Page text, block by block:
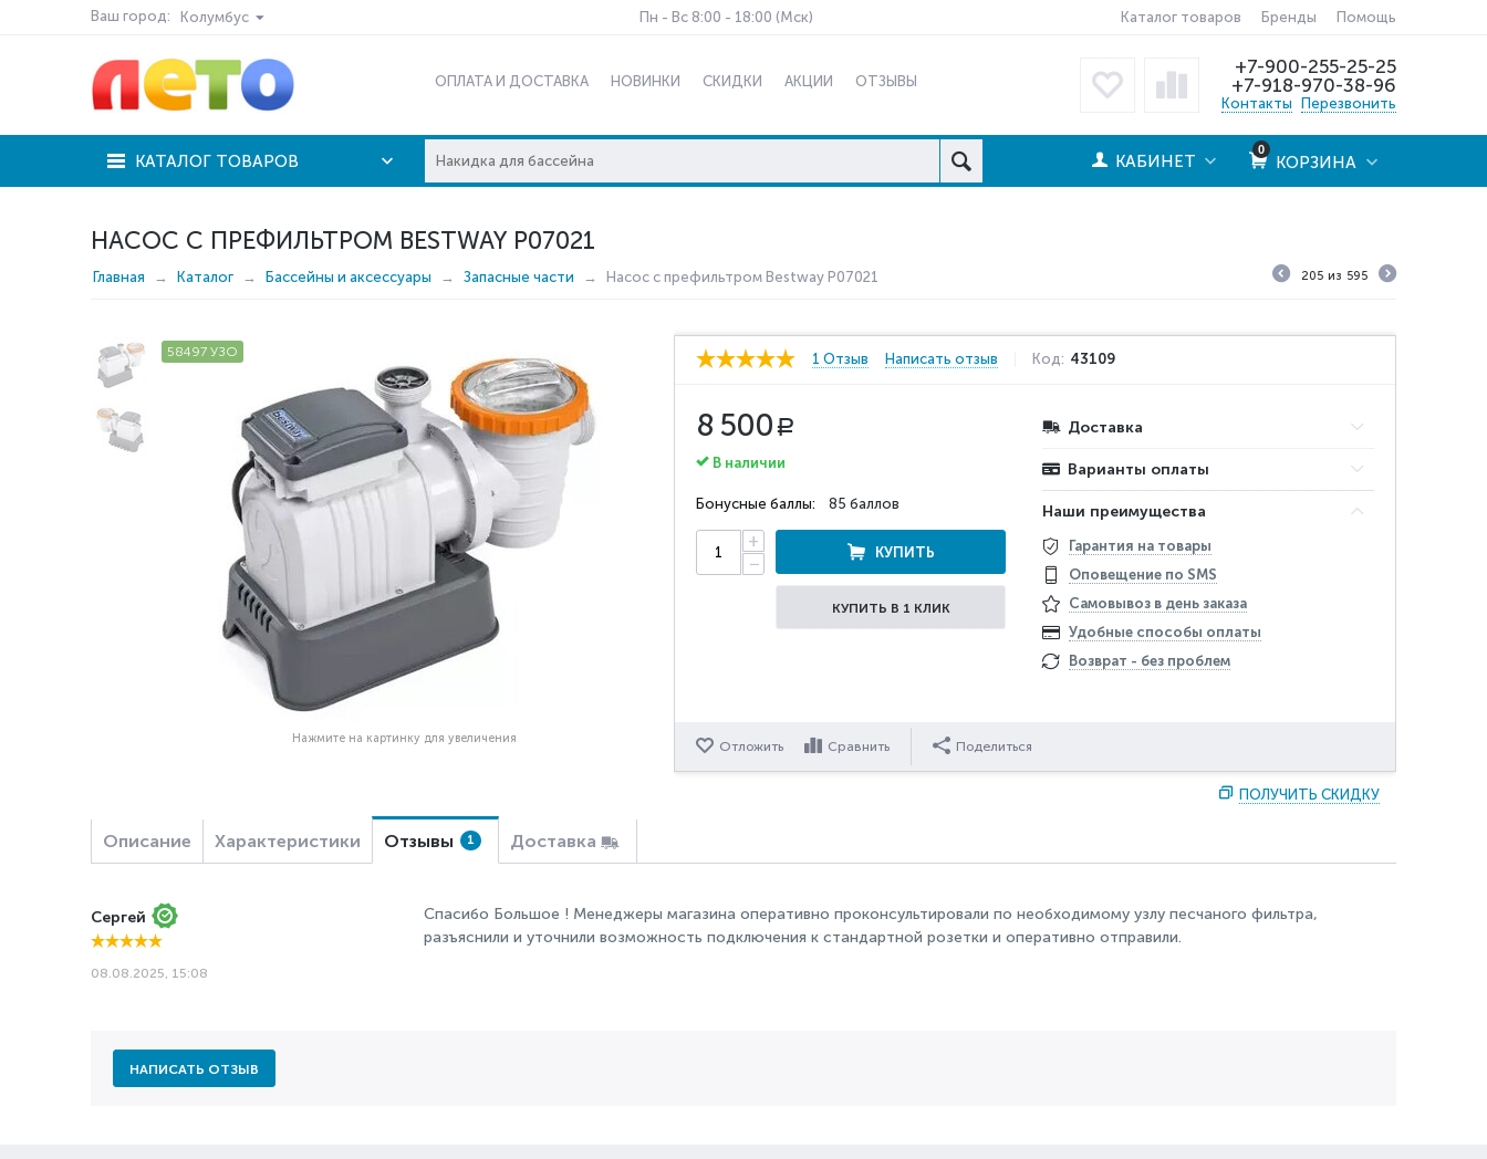
Ваш город: Колумбус Пн - Вс 8:00 - 18:00 (Мск) Каталог товаров Бренды Помощь
ОПЛАТА И ДОСТАВКА НОВИНКИ СКИДКИ АКЦИИ ОТЗЫВЫ
+7-900-255-25-25
+7-918-970-38-96
Контакты Перезвонить
КАТАЛОГ ТОВАРОВ
0
КОРЗИНА
КАБИНЕТ
НАСОС С ПРЕФИЛЬТРОМ BESTWAY P07021
Главная Каталог Бассейны и аксессуары Запасные части Насос с префильтром Bestway P07021 205 из 595
58497 УЗО
Нажмите на картинку для увеличения
1 Отзыв Написать отзыв Код: 43109
8 500 Р
В наличии
Бонусные баллы: 85 баллов
+
−
КУПИТЬ
КУПИТЬ В 1 КЛИК
Доставка
Варианты оплаты
Наши преимущества
Гарантия на товары
Оповещение по SMS
Самовывоз в день заказа
Удобные способы оплаты
Возврат - без проблем
Отложить Сравнить Поделиться
ПОЛУЧИТЬ СКИДКУ
Описание Характеристики Отзывы 1 Доставка
Сергей
08.08.2025, 15:08
Спасибо Большое ! Менеджеры магазина оперативно проконсультировали по необходимому узлу песчаного фильтра,
разъяснили и уточнили возможность подключения к стандартной розетки и оперативно отправили.
НАПИСАТЬ ОТЗЫВ